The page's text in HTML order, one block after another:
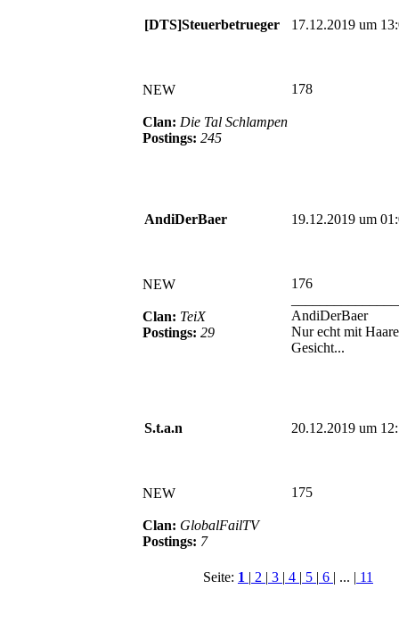
[DTS]Steuerbetrueger 17.12.2019 um
NEW
Clan: Die Tal Schlampen
Postings: 245
178
AndiDerBaer 19.12.2019 um
NEW
Clan: TeiX
Postings: 29
176
AndiDerBaer
Nur echt mit
Gesicht...
S.t.a.n 20.12.2019 um
NEW
Clan: GlobalFailTV
Postings: 7
175
Seite: 1 | 2 | 3 | 4 | 5 | 6 | ... | 11